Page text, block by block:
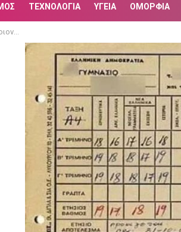
ΤΕΧΝΟΛΟΓΊΑ ΥΓΕΊΑ ΟΜΟΡΦΙΆ